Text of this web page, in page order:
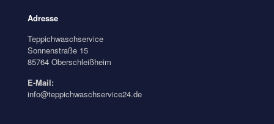
Adresse
Teppichwaschservice
Sonnenstraße 15
85764 Oberschleißheim
E-Mail:
info@teppichwaschservice24.de